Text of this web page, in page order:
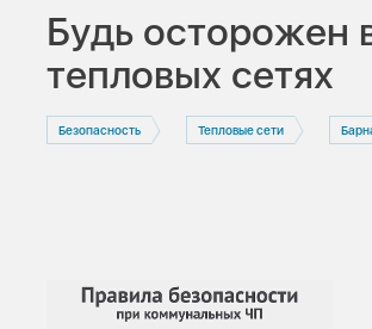
Будь осторожен
тепловых сетях
Безопасность Тепловые сети